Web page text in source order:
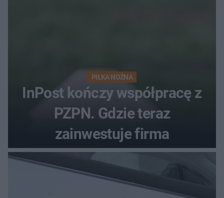
PIŁKA NOŻNA
InPost kończy współpracę z
PZPN. Gdzie teraz
zainwestuje firma